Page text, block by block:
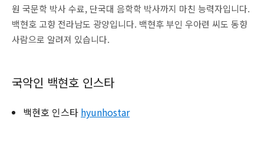
원 국문학 박사 수료, 단국대 음학학 박사까지 마친 능력자입니다.
백현호 고향 전라남도 광양입니다. 백현후 부인 우아련 씨도 동향
사람으로 알려져 있습니다.
국악인 백현호 인스타
백현호 인스타 hyunhostar